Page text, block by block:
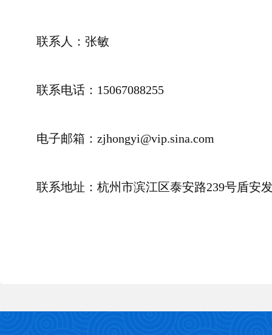
联系人：张敏
联系电话：15067088255
电子邮箱：zjhongyi@vip.sina.com
联系地址：杭州市滨江区泰安路239号盾安